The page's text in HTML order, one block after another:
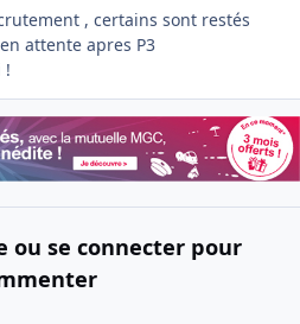
, certains sont restés
attente apres P3
!
ou se connecter pour